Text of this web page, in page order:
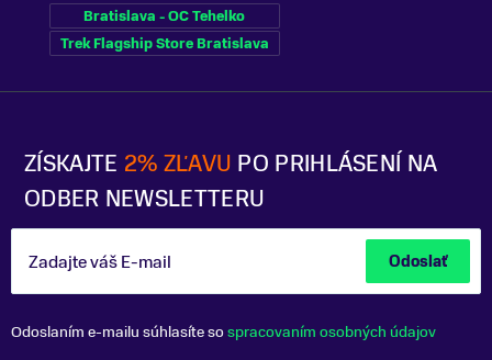
ZÍSKAJTE 2% ZĽAVU PO PRIHLÁSENÍ NA
ODBER NEWSLETTERU
Zadajte váš E-mail Odoslať
Odoslaním e-mailu súhlasíte sospracovaním osobných údajov
Bratislava - OC Tehelko
Trek Flagship Store Bratislava